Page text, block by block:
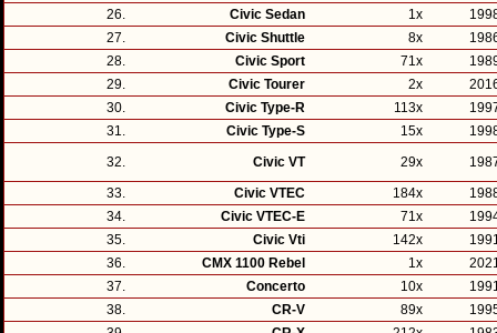
26.
Civic Sedan 1x
27.
Civic Shuttle 8x
28.
Civic Sport 71x
29.
Civic Tourer 2x
30.
Civic Type-R 113x
31.
Civic Type-S 15x
32.
Civic VT 29x
33.
Civic VTEC 184x
34.
Civic VTEC-E 71x
35.
Civic Vti 142x
36.
CMX 1100 Rebel 1x
37.
Concerto 10x
38.
CR-V 89x